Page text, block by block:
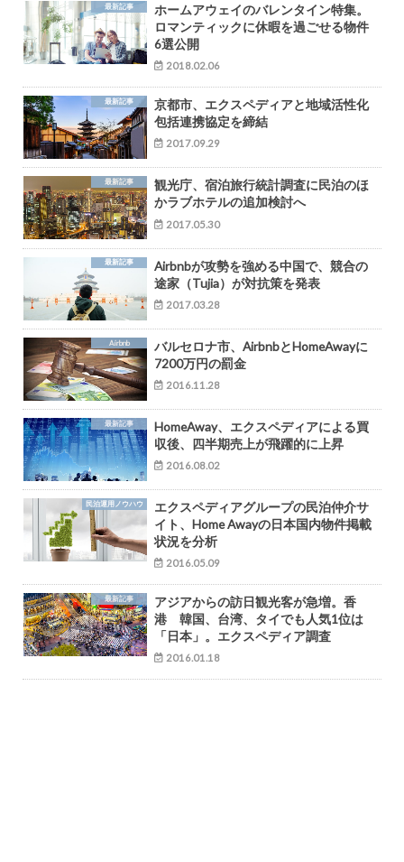
最新記事
ホームアウェイのバレンタイン特集。
ロマンティックに休暇を過ごせる物件
6選公開
2018.02.06
最新記事
京都市、エクスペディアと地域活性化
包括連携協定を締結
2017.09.29
最新記事
観光庁、宿泊旅行統計調査に民泊のほ
かラブホテルの追加検討へ
2017.05.30
最新記事
Airbnbが攻勢を強める中国で、競合の
途家（Tujia）が対抗策を発表
2017.03.28
Airbnb
バルセロナ市、AirbnbとHomeAwayに
7200万円の罰金
2016.11.28
最新記事
HomeAway、エクスペディアによる買
収後、四半期売上が飛躍的に上昇
2016.08.02
民泊運用ノウハウ
エクスペディアグループの民泊仲介サ
イト、Home Awayの日本国内物件掲載
状況を分析
2016.05.09
最新記事
アジアからの訪日観光客が急増。香
港 韓国、台湾、タイでも人気1位は
「日本」。エクスペディア調査
2016.01.18